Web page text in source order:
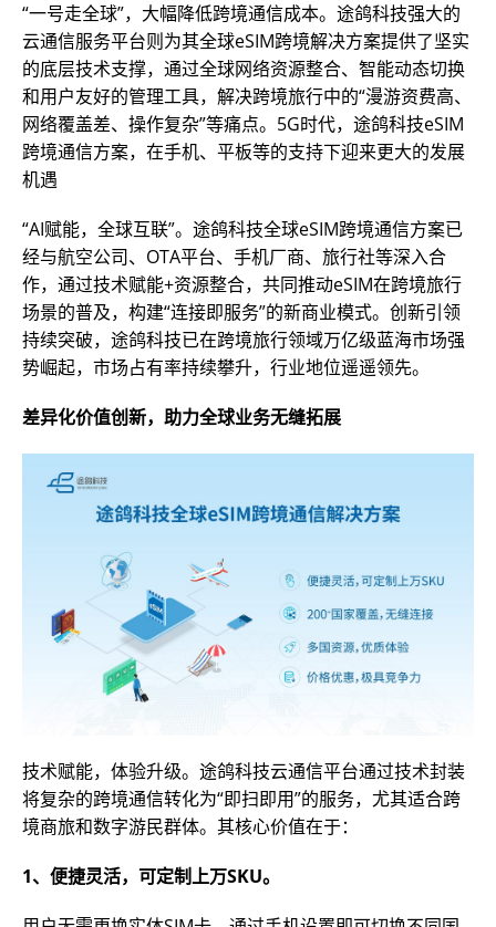
“一号走全球”，大幅降低跨境通信成本。途鸽科技强大的
云通信服务平台则为其全球eSIM跨境解决方案提供了坚实
的底层技术支撑，通过全球网络资源整合、智能动态切换
和用户友好的管理工具，解决跨境旅行中的“漫游资费高、
网络覆盖差、操作复杂”等痛点。5G时代，途鸽科技eSIM
跨境通信方案，在手机、平板等的支持下迎来更大的发展
机遇
“AI赋能，全球互联”。途鸽科技全球eSIM跨境通信方案已
经与航空公司、OTA平台、手机厂商、旅行社等深入合
作，通过技术赋能+资源整合，共同推动eSIM在跨境旅行
场景的普及，构建“连接即服务”的新商业模式。创新引领
持续突破，途鸽科技已在跨境旅行领域万亿级蓝海市场强
势崛起，市场占有率持续攀升，行业地位遥遥领先。
差异化价值创新，助力全球业务无缝拓展
技术赋能，体验升级。途鸽科技云通信平台通过技术封装
将复杂的跨境通信转化为“即扫即用”的服务，尤其适合跨
境商旅和数字游民群体。其核心价值在于：
1、便捷灵活，可定制上万SKU。